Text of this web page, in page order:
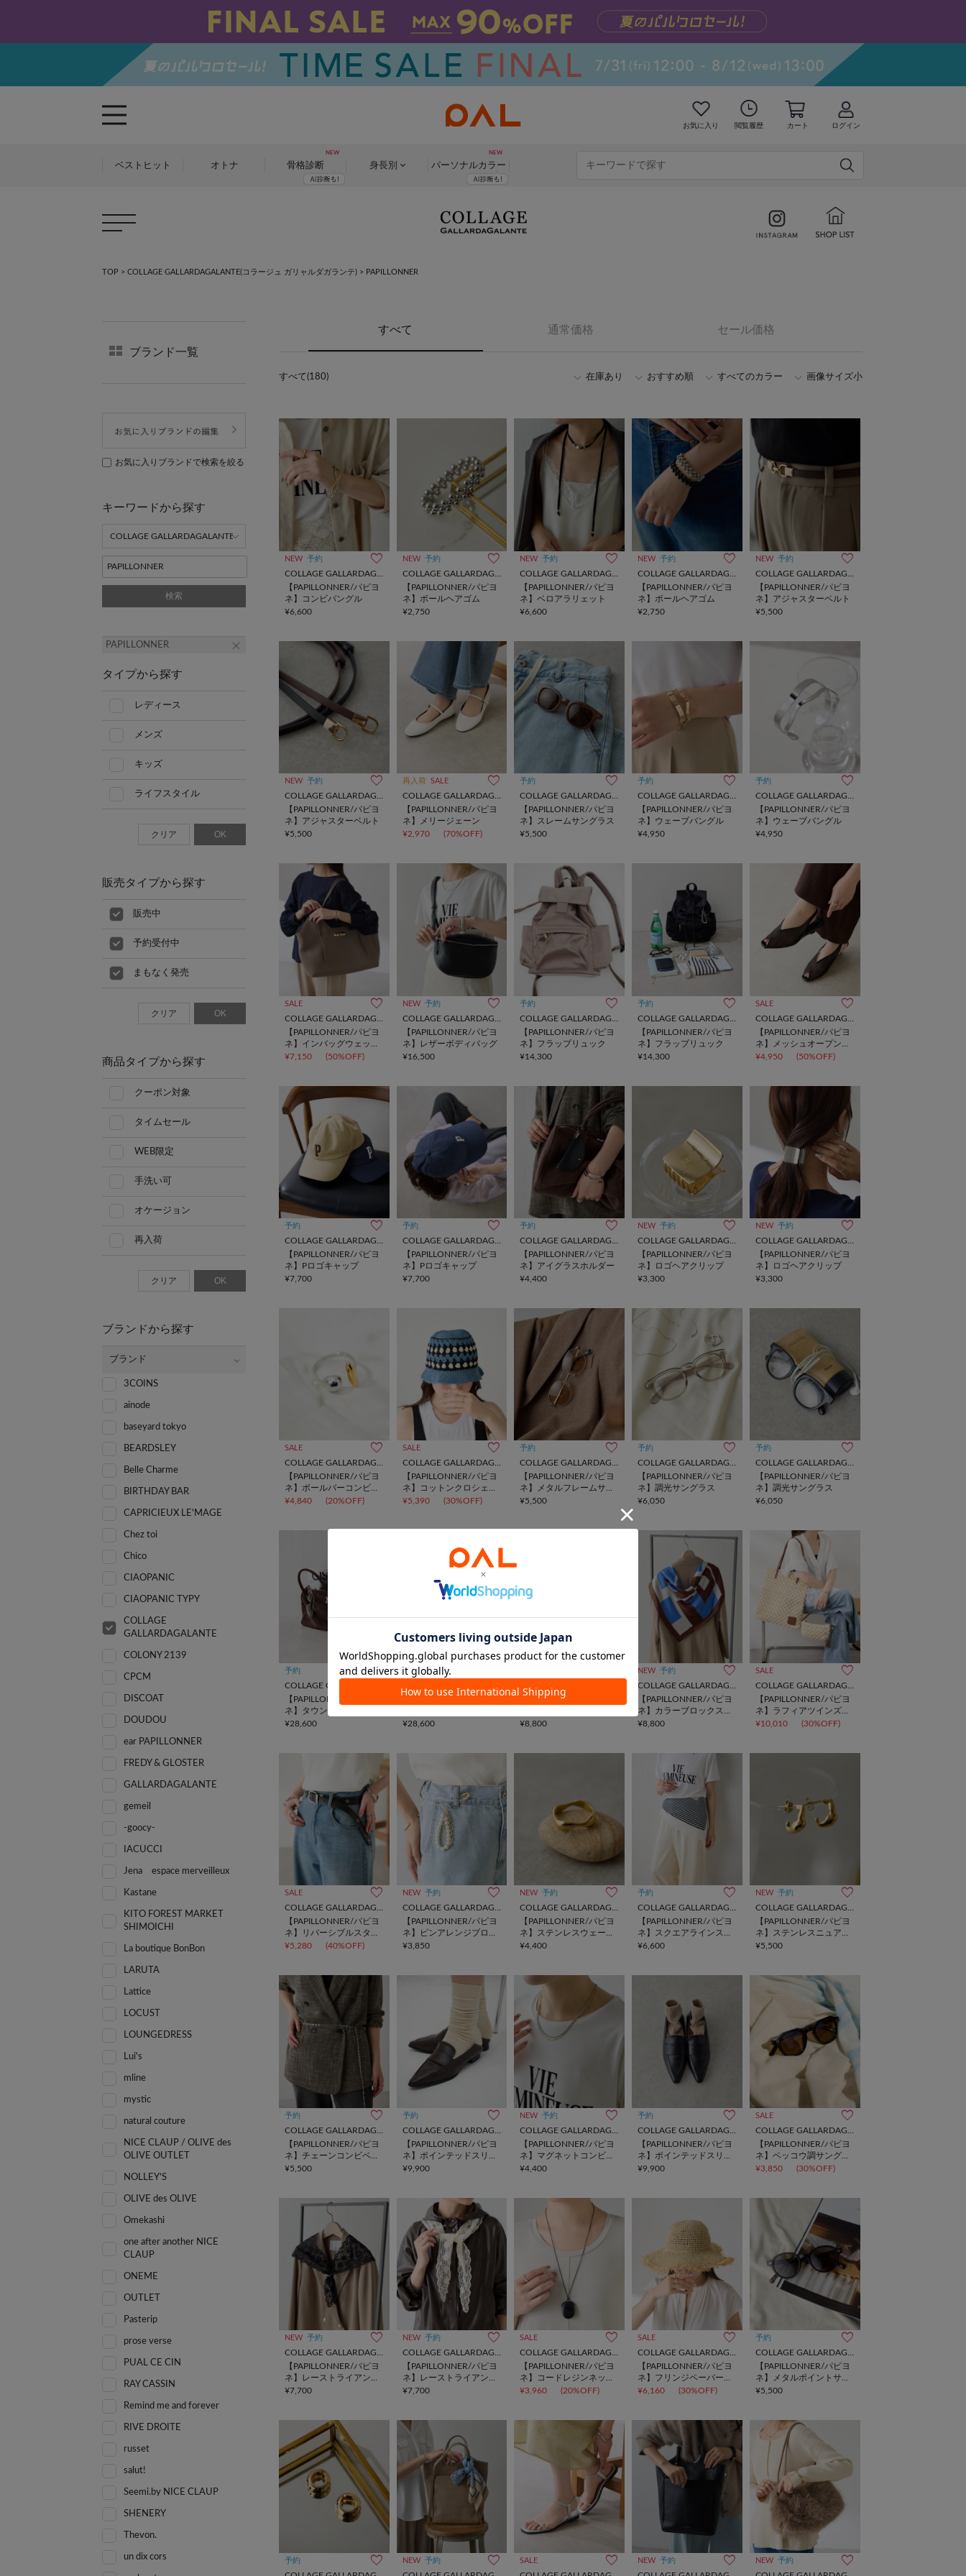
お気に入り 閲覧履歴 カート ログイン
ベストヒット オトナ 骨格診断 身長別 パーソナルカラー
TOP > COLLAGE GALLARDAGALANTE(コラージュ ガリャルダガランテ) > PAPILLONNER
すべて 通常価格 セール価格
すべて(180) 在庫あり おすすめ順 すべてのカラー 画像サイズ小
NEW 予約
【PAPILLONNER/パピヨ
ネ】コンビバングル
¥6,600
NEW 予約
【PAPILLONNER/パピヨ
ネ】ボールヘアゴム
¥2,750
NEW 予約
【PAPILLONNER/パピヨ
ネ】ベロアラリェット
¥6,600
NEW 予約
【PAPILLONNER/パピヨ
ネ】ボールヘアゴム
¥2,750
NEW 予約
【PAPILLONNER/パピヨ
ネ】アジャスターベルト
¥5,500
NEW 予約
【PAPILLONNER/パピヨ
ネ】アジャスターベルト
¥5,500
再入荷 SALE
【PAPILLONNER/パピヨ
ネ】メリージェーン
¥2,970
(70%OFF)
予約
【PAPILLONNER/パピヨ
ネ】スレームサングラス
¥5,500
予約
【PAPILLONNER/パピヨ
ネ】ウェーブバングル
¥4,950
予約
【PAPILLONNER/パピヨ
ネ】ウェーブバングル
¥4,950
SALE
【PAPILLONNER/パピヨ
ネ】インバッグウェット
トート
¥7,150 (50%OFF)
NEW 予約
【PAPILLONNER/パピヨ
ネ】レザーボディバッグ
¥16,500
予約
【PAPILLONNER/パピヨ
ネ】フラップリュック
¥14,300
予約
【PAPILLONNER/パピヨ
ネ】フラップリュック
¥14,300
SALE
【PAPILLONNER/パピヨ
ネ】メッシュオープント
ゥ
¥4,950 (50%OFF)
予約
【PAPILLONNER/パピヨ
ネ】Pロゴキャップ
¥7,700
予約
【PAPILLONNER/パピヨ
ネ】Pロゴキャップ
¥7,700
予約
【PAPILLONNER/パピヨ
ネ】アイグラスホルダー
¥4,400
NEW 予約
【PAPILLONNER/パピヨ
ネ】ロゴヘアクリップ
¥3,300
NEW 予約
【PAPILLONNER/パピヨ
ネ】ロゴヘアクリップ
¥3,300
SALE
COLLAGE GALLARDAGALANTE
【PAPILLONNER/パピヨ
ネ】ボールバーコンビリ
ング
¥4,840 (20%OFF)
SALE
COLLAGE GALLARDAGALANTE
【PAPILLONNER/パピヨ
ネ】コットンクロシェハ
ット
¥5,390 (30%OFF)
予約
COLLAGE GALLARDAGALANTE
【PAPILLONNER/パピヨ
ネ】メタルフレームサン
グラス
¥5,500
予約
COLLAGE GALLARDAGALANTE
【PAPILLONNER/パピヨ
ネ】調光サングラス
¥6,050
予約
COLLAGE GALLARDAGALANTE
【PAPILLONNER/パピヨ
ネ】調光サングラス
¥6,050
予約
【PAPILLONNER/パピヨ
ネ】タウンボストンバッ
グ
¥28,600
予約
グ
¥28,600
【PAPILLONNER/パピヨ
ール
¥8,800
NEW 予約
【PAPILLONNER/パピヨ
ネ】カラーブロックスト
ール
¥8,800
SALE
【PAPILLONNER/パピヨ
ネ】ラフィアツインズバ
ッグ
¥10,010 (30%OFF)
SALE
【PAPILLONNER/パピヨ
ネ】リバーシブルスタッ
ズベルト
¥5,280 (40%OFF)
NEW 予約
【PAPILLONNER/パピヨ
ネ】ピンアレンジブロー
チ
¥3,850
NEW 予約
【PAPILLONNER/パピヨ
ネ】ステンレスウェーブ
リング
¥4,400
予約
【PAPILLONNER/パピヨ
ネ】スクエアラインスト
ール
¥6,600
NEW 予約
【PAPILLONNER/パピヨ
ネ】ステンレスニュアン
スピアス
¥5,500
予約
【PAPILLONNER/パピヨ
ネ】チェーンコンビベル
ト
¥5,500
予約
【PAPILLONNER/パピヨ
ネ】ポインテッドスリッ
ポン
¥9,900
NEW 予約
【PAPILLONNER/パピヨ
ネ】マグネットコンビネ
ックレス
¥4,400
予約
【PAPILLONNER/パピヨ
ネ】ポインテッドスリッ
ポン
¥9,900
SALE
【PAPILLONNER/パピヨ
ネ】ベッコウ調サングラ
ス
¥3,850 (30%OFF)
NEW 予約
【PAPILLONNER/パピヨ
ネ】レーストライアング
ルストール
¥7,700
NEW 予約
【PAPILLONNER/パピヨ
ネ】レーストライアング
ルストール
¥7,700
SALE
【PAPILLONNER/パピヨ
ネ】コードレジンネック
レス
¥3,960 (20%OFF)
SALE
【PAPILLONNER/パピヨ
ネ】フリンジペーパーハ
ット
¥6,160 (30%OFF)
予約
【PAPILLONNER/パピヨ
ネ】メタルポイントサン
グラス
¥5,500
予約 NEW 予約 SALE NEW 予約 NEW 予約
ブランド一覧
お気に入りブランドで検索を絞る
キーワードから探す
検索
PAPILLONNER
タイプから探す
レディース
メンズ
キッズ
ライフスタイル
クリア OK
販売タイプから探す
販売中
予約受付中
まもなく発売
クリア OK
商品タイプから探す
クーポン対象
タイムセール
WEB限定
手洗い可
オケージョン
再入荷
クリア OK
ブランドから探す
ブランド
3COINS
ainode
baseyard tokyo
BEARDSLEY
Belle Charme
BIRTHDAY BAR
CAPRICIEUX LE'MAGE
Chez toi
Chico
CIAOPANIC
CIAOPANIC TYPY
COLLAGE
GALLARDAGALANTE
COLONY 2139
CPCM
DISCOAT
DOUDOU
ear PAPILLONNER
FREDY & GLOSTER
GALLARDAGALANTE
gemeil
-goocy-
IACUCCI
Jena espace merveilleux
Kastane
KITO FOREST MARKET
SHIMOICHI
La boutique BonBon
LARUTA
Lattice
LOCUST
LOUNGEDRESS
Lui's
mline
mystic
natural couture
NICE CLAUP / OLIVE des
OLIVE OUTLET
NOLLEY'S
OLIVE des OLIVE
Omekashi
one after another NICE
CLAUP
ONEME
OUTLET
Pasterip
prose verse
PUAL CE CIN
RAY CASSIN
Remind me and forever
RIVE DROITE
russet
salut!
Seemi.by NICE CLAUP
SHENERY
Thevon.
un dix cors